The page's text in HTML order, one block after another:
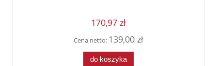
170,97 zł
Cena netto: 139,00 zł
do koszyka